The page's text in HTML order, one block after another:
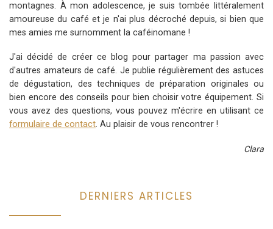
montagnes. À mon adolescence, je suis tombée littéralement
amoureuse du café et je n'ai plus décroché depuis, si bien que
mes amies me surnomment la caféinomane !
J'ai décidé de créer ce blog pour partager ma passion avec
d'autres amateurs de café. Je publie régulièrement des astuces
de dégustation, des techniques de préparation originales ou
bien encore des conseils pour bien choisir votre équipement. Si
vous avez des questions, vous pouvez m'écrire en utilisant ce
formulaire de contact . Au plaisir de vous rencontrer !
Clara
DERNIERS ARTICLES